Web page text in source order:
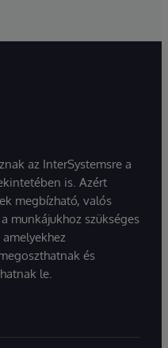
az InterSystemsre a
is. Azért
megbízható, valós
munkájukhoz szükséges
és
le.